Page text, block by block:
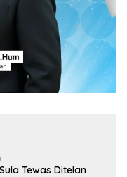
Tewas Ditelan